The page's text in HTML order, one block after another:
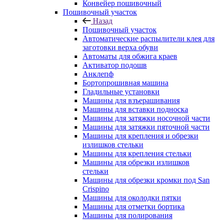
Конвейер пошивочный
Пошивочный участок
Назад
Пошивочный участок
Автоматические распылители клея для
заготовки верха обуви
Автоматы для обжига краев
Активатор подошв
Анклепф
Бортопрошивная машина
Гладильные установки
Машины для взъерашивания
Машины для вставки подноска
Машины для затяжки носочной части
Машины для затяжки пяточной части
Машины для крепления и обрезки
излишков стельки
Машины для крепления стельки
Машины для обрезки излишков
стельки
Машины для обрезки кромки под San
Crispino
Машины для околодки пятки
Машины для отметки бортика
Машины для полирования